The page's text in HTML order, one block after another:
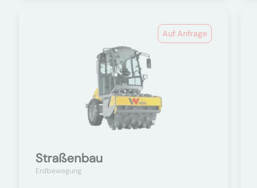
Auf Anfrage
Straßenbau
Erdbewegung